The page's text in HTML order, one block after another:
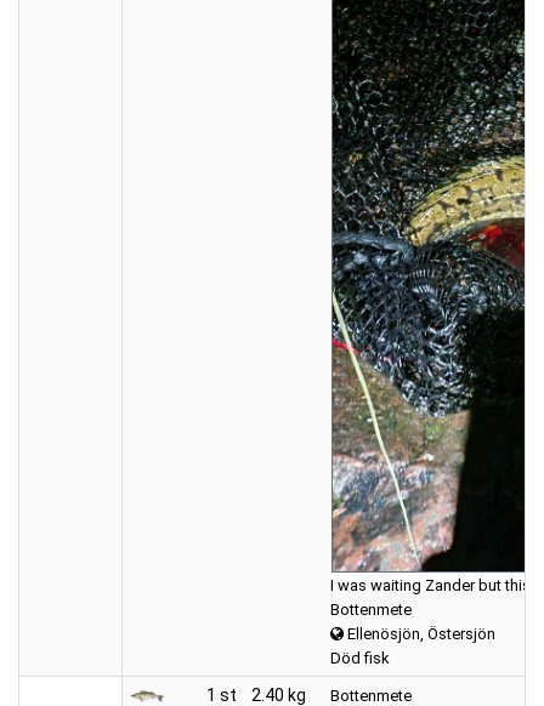
I was waiting Zander but this
Bottenmete
Ellenösjön, Östersjön
Död fisk
1 st 2.40 kg
Bottenmete